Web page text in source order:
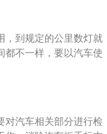
手标志亮并不是代表车
车厂家为了提醒车主
后需按一定程序进行归
，到规定的公里数灯就
都不一样，要以汽车使
个保养灯从新归零，
里时只需要做一下清
瓶能用3到4年；3、火
铂金火花塞能用8万到1
对汽车相关部分进行检